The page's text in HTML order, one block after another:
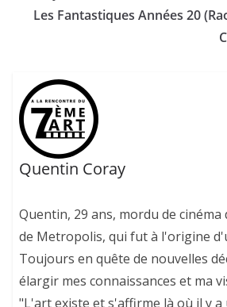
Les Fantastiques Années 20
Quentin Coray
Quentin, 29 ans, mordu de
de Metropolis, qui fut à l'origine
Toujours en quête de nouvelles
élargir mes connaissances et ma
"L'art existe et s'affirme là où il y